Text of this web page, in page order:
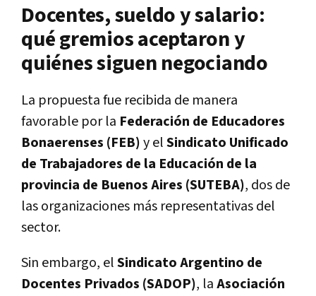
Docentes, sueldo y salario:
qué gremios aceptaron y
quiénes siguen negociando
La propuesta fue recibida de manera
favorable por la Federación de Educadores
Bonaerenses (FEB)y elSindicato Unificado
de Trabajadores de la Educación de la
provincia de Buenos Aires (SUTEBA), dos de
las organizaciones más representativas del
sector.
Sin embargo, elSindicato Argentino de
Docentes Privados (SADOP), laAsociación